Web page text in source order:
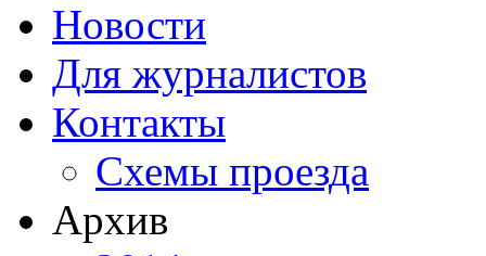
Новости
Для журналистов
Контакты
Схемы проезда
Архив